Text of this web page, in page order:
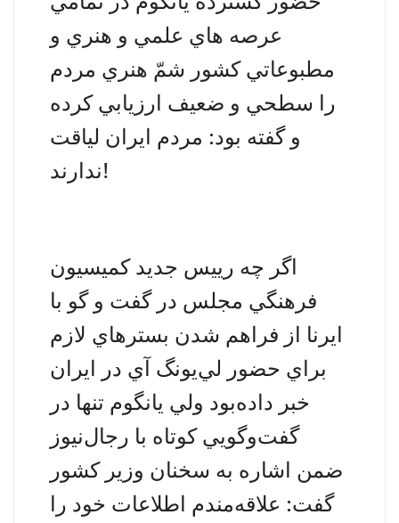
عرصه هاي علمي و هنري و
مطبوعاتي كشور شمّ هنري مردم
را سطحي و ضعيف ارزيابي كرده
و گفته بود: مردم ايران لياقت
ندارند!
اگر چه رييس جديد كميسيون
فرهنگي مجلس در گفت و گو با
ايرنا از فراهم شدن بسترهاي لازم
براي حضور لي‌يونگ آي در ايران
خبر داده‌بود ولي يانگوم تنها در
گفت‌وگويي كوتاه با رجال‌نيوز
ضمن اشاره به سخنان وزير كشور
گفت: علاقه‌مندم اطلاعات خود را